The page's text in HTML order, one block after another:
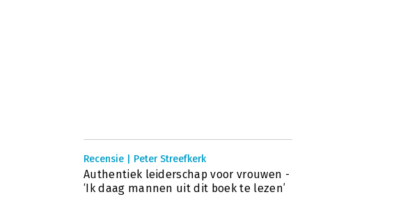
Recensie | Peter Streefkerk
Authentiek leiderschap voor vrouwen -
‘Ik daag mannen uit dit boek te lezen’